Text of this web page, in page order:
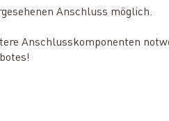
Anschluss möglich.
Anschlusskomponenten